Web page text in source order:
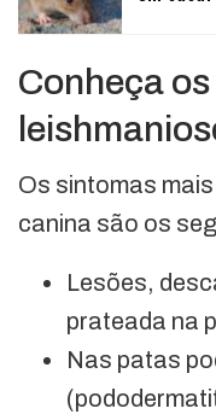
Conheça
Os sintomas
canina são os
Lesões,
prateada na
Nas patas